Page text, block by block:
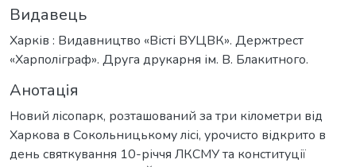
Видавець
Харків : Видавництво «Вісті ВУЦВК». Держтрест
«Харполіграф». Друга друкарня ім. В. Блакитного.
Анотація
Новий лісопарк, розташований за три кілометри від
Харкова в Сокольницькому лісі, урочисто відкрито в
день святкування 10-річчя ЛКСМУ та конституції